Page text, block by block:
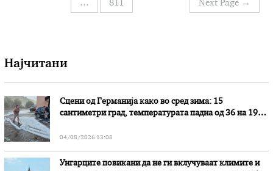
… 811 Next Page →
Најчитани
Сцени од Германија како во сред зима: 15
сантиметри град, температурата падна од 36 на 19
04/08/2026 13:08
Унгарците повикани да не ги вклучуваат климите и